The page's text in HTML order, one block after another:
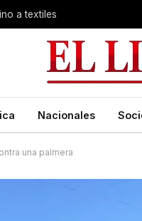
a textiles
Nacionales
una palmera